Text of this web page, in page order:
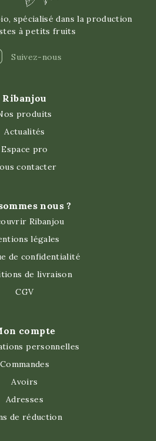
spécialisé dans la production
à petits fruits
Suivez-nous
Ribanjou
produits
Actualités
Espace pro
contacter
nous ?
Ribanjou
légales
de confidentialité
de livraison
CGV
compte
personnelles
Commandes
Avoirs
Adresses
de réduction